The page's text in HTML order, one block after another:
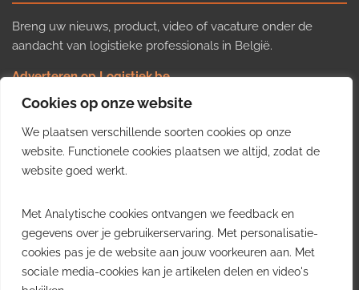
Cookies op onze website
We plaatsen verschillende soorten cookies op onze
website. Functionele cookies plaatsen we altijd, zodat de
website goed werkt.
Met Analytische cookies ontvangen we feedback en
gegevens over je gebruikerservaring. Met personalisatie-
cookies pas je de website aan jouw voorkeuren aan. Met
sociale media-cookies kan je artikelen delen en video's
Breng uw nieuws, product, video of vacature onder de
aandacht van logistieke professionals in België.
Adverteren op Logistiek.be
Nieuws insturen
Uw video op Logistiek.TV
Job plaatsen
Gratis wekelijkse update
inzichten uit de Belgische logistieke sector in uw inbox.
Ontvang je gratis
wekelijkse update